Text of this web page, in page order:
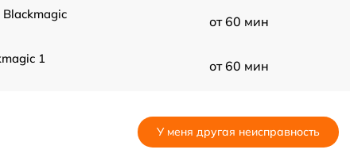
Blackmagic
от 60 мин
1
от 60 мин
У меня другая неисправность